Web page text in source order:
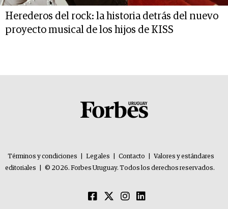
Herederos del rock: la historia detrás del nuevo
proyecto musical de los hijos de KISS
Términos y condiciones Legales Contacto
Valores y estándares
editoriales
© 2026. Forbes Uruguay. Todos los derechos reservados.